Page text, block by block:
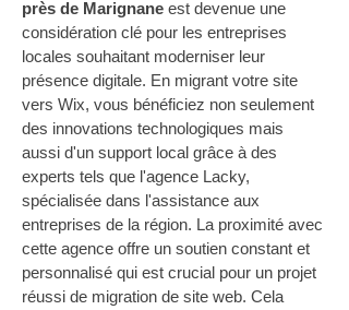
près de Marignane est devenue une
considération clé pour les entreprises
locales souhaitant moderniser leur
présence digitale. En migrant votre site
vers Wix, vous bénéficiez non seulement
des innovations technologiques mais
aussi d'un support local grâce à des
experts tels que l'agence Lacky,
spécialisée dans l'assistance aux
entreprises de la région. La proximité avec
cette agence offre un soutien constant et
personnalisé qui est crucial pour un projet
réussi de migration de site web. Cela